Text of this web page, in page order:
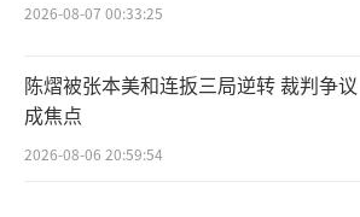
2026-08-07 00:33:25
陈熠被张本美和连扳三局逆转 裁判争议
成焦点
2026-08-06 20:59:54